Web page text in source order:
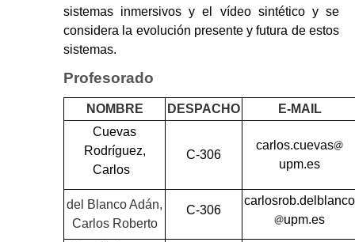
sistemas inmersivos y el vídeo sintético y se
considera la evolución presente y futura de estos
sistemas.
Profesorado
NOMBRE DESPACHO
E-MAIL
Cuevas
Rodríguez,
Carlos
C-306
carlos.cuevas
upm.es
del Blanco Adán,
Carlos Roberto
C-306
carlosrob.delblanco
upm.es